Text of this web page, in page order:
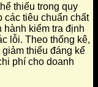
thiếu trong quy
các tiêu chuẩn chất
hành kiểm tra định
lỗi. Theo thống kê,
thiểu đáng kể
phí cho doanh